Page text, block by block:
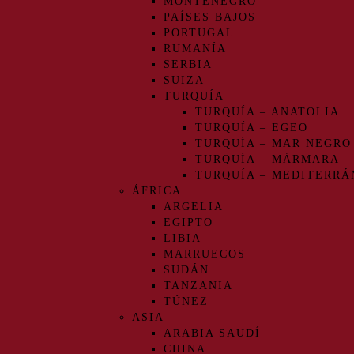
PAÍSES BAJOS
PORTUGAL
RUMANÍA
SERBIA
SUIZA
TURQUÍA
TURQUÍA – ANATOLIA
TURQUÍA – EGEO
TURQUÍA – MAR NEGRO
TURQUÍA – MÁRMARA
TURQUÍA –
ÁFRICA
ARGELIA
EGIPTO
LIBIA
MARRUECOS
SUDÁN
TANZANIA
TÚNEZ
ASIA
ARABIA SAUDÍ
CHINA